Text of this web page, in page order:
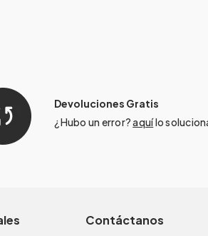
Devoluciones Gratis
¿Hubo un error?aquílo
Contáctanos